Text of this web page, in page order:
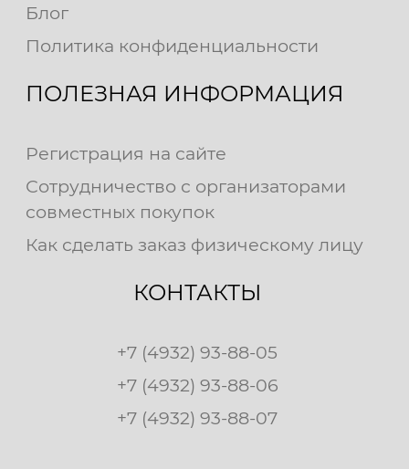
Блог
Политика конфиденциальности
ПОЛЕЗНАЯ ИНФОРМАЦИЯ
Регистрация на сайте
Сотрудничество с организаторами
совместных покупок
Как сделать заказ физическому лицу
КОНТАКТЫ
+7 (4932) 93-88-05
+7 (4932) 93-88-06
+7 (4932) 93-88-07